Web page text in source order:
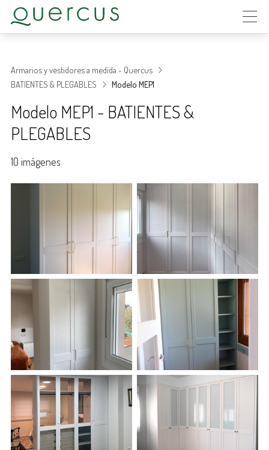
Armarios y vestidores a medida - Quercus
BATIENTES & PLEGABLES
Modelo MEP1
Modelo MEP1 - BATIENTES &
PLEGABLES
10 imágenes